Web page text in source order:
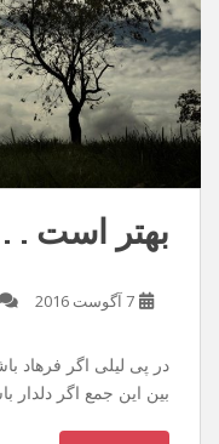
بهتر است .
7 آگوست 2016
در پی لیلی اگر فرهاد
بین این جمع اگر دلدار